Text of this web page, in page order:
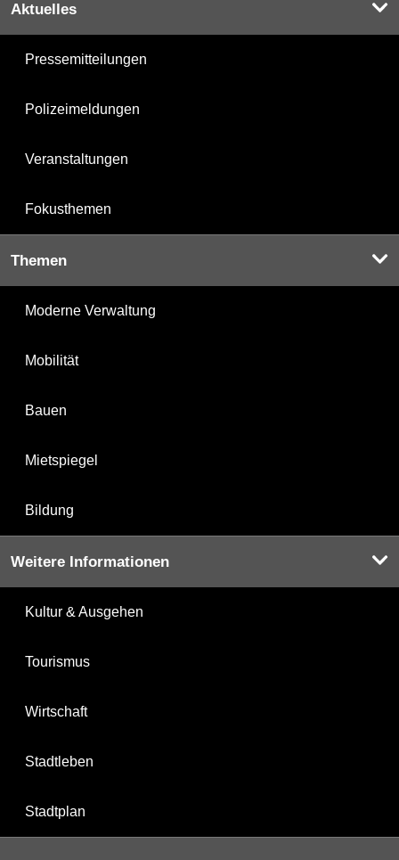
Aktuelles
Pressemitteilungen
Polizeimeldungen
Veranstaltungen
Fokusthemen
Themen
Moderne Verwaltung
Mobilität
Bauen
Mietspiegel
Bildung
Weitere Informationen
Kultur & Ausgehen
Tourismus
Wirtschaft
Stadtleben
Stadtplan